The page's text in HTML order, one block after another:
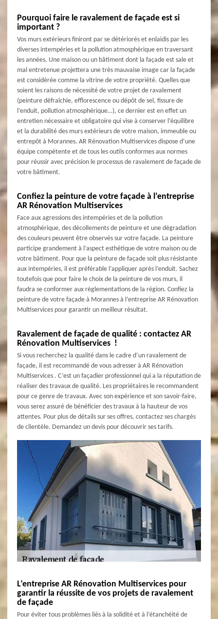
Pourquoi faire le ravalement de façade est si
important ?
Vos murs extérieurs finiront par se détériorés et enlaidis par les
diverses intempéries et la pollution atmosphérique en traversant
les années. Une maison ou un bâtiment dont la façade est sale et
mal entretenue projettera une très mauvaise image car la façade
est considérée comme la vitrine de votre propriété. Quelles que
soient les raisons de nécessité de votre projet de ravalement
(peinture défraîchie, efflorescence ou dépôt de sel, fissure de
l’enduit, pollution atmosphérique…), ce dernier est en effet un
entretien nécessaire et obligatoire qui vise à conserver l’équilibre
et la durabilité des murs extérieurs de votre maison, immeuble ou
entrepôt à Morannes. AR Rénovation Multiservices dispose d’une
équipe compétente et de tous les outils conformes aux normes
pour réussir avec précision le processus de ravalement de façade de
votre bâtiment.
Confiez la peinture de votre façade à l’entreprise
AR Rénovation Multiservices
Face aux agressions des intempéries et de la pollution
atmosphérique, des décollements de peinture et une dégradation
des couleurs peuvent être observés sur votre façade. La peinture
participe grandement à l’aspect esthétique de votre maison ou de
votre bâtiment. Pour que la peinture de façade soit plus résistante
aux intempéries, il est préférable l’appliquer après l’enduit. Sachez
toutefois que pour faire le choix de la peinture de vos murs, il
faudra se conformer aux règlementations de la région. Confiez la
peinture de votre façade à Morannes à l’entreprise AR Rénovation
Multiservices pour garantir un meilleur résultat.
Ravalement de façade de qualité : contactez AR
Rénovation Multiservices !
Si vous recherchez la qualité dans le cadre d’un ravalement de
façade, il est recommandé de vous adresser à AR Rénovation
Multiservices . C’est un façadier professionnel qui a la réputation de
réaliser des travaux de qualité. Les propriétaires le recommandent
pour ce genre de travaux. Avec son expérience et son savoir-faire,
vous serez assuré de bénéficier des travaux à la hauteur de vos
attentes. Pour plus de détails sur ses offres, contactez ses chargés
de clientèle. Demandez un devis pour découvrir ses tarifs.
L’entreprise AR Rénovation Multiservices pour
garantir la réussite de vos projets de ravalement
de façade
Pour éviter tous problèmes liés à la solidité et à l’étanchéité de